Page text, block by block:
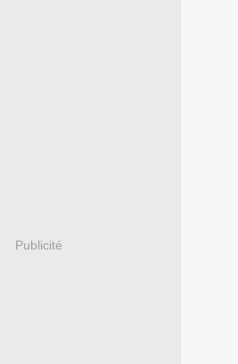
Publicité